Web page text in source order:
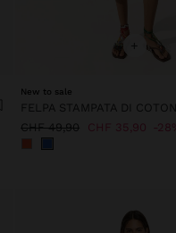
+
New to sale
FELPA STAMPATA DI
CHF 49,90 CHF 35,90 28%